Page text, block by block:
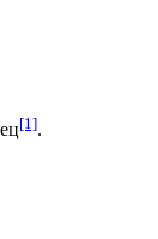
[1].